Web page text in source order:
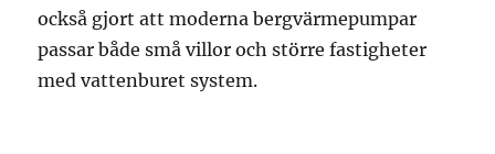
också gjort att moderna bergvärmepumpar
passar både små villor och större fastigheter
med vattenburet system.